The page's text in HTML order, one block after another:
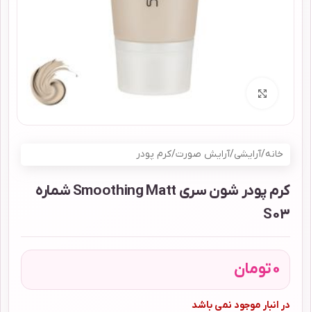
برای بزرگنمایی کلیک کنید
خانه/آرایشی/آرایش صورت/کرم پودر
کرم پودر شون سری Smoothing Matt شماره
S03
0تومان
در انبار موجود نمی باشد